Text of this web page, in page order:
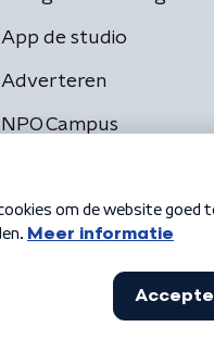
App de studio
Adverteren
NPO Campus